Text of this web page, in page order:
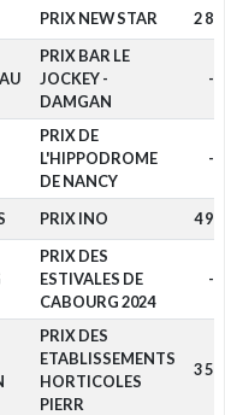
PRIX NEW STAR 2
PRIX BAR LE
JOCKEY -
DAMGAN
-
PRIX DE
L'HIPPODROME
DE NANCY
-
PRIX INO 4
PRIX DES
ESTIVALES DE
CABOURG 2024
-
PRIX DES
ETABLISSEMENTS
HORTICOLES
PIERR
3